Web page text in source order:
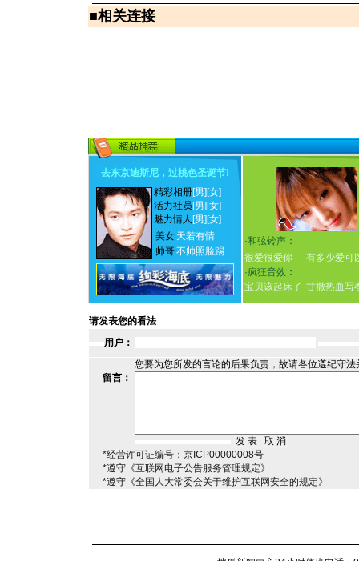
■相关连接
去东京迪斯尼，过桃色圣诞节!
精彩相册[男] [女]
活力社员 [男] [女]
魅力情人 [男] [女]
美女 天若有情
帅哥不帅照脸踢
·和弦铃声：
很爱很爱你
有多少爱可
·疯狂音效：
宝贝该起床了 甘撒热血写
请发表您的看法
用户：
您要为您所发的言论的后果负责，故请各位遵纪守
留言：
*经营许可证编号：京ICP00000008号
*遵守《互联网电子公告服务管理规定》
*遵守《全国人大常委会关于维护互联网安全的规定》